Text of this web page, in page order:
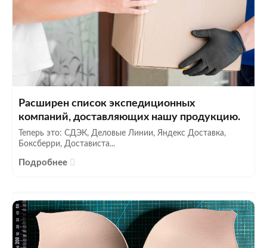
Расширен список экспедиционных
компаний, доставляющих нашу продукцию.
Теперь это: СДЭК, Деловые Линии, Яндекс Доставка,
Боксберри, Достависта...
Подробнее